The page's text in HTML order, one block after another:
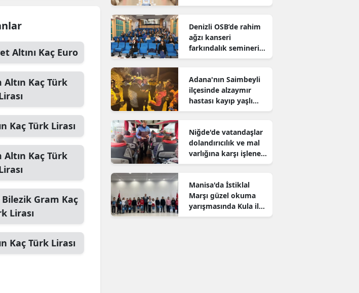
Altını Kaç Euro
Altın Kaç Türk
Kaç Türk Lirası
Altın Kaç Türk
Bilezik Gram Kaç
Lirası
Kaç Türk Lirası
mücadele toplantısı
Denizli OSB’de rahim
ağzı kanseri
farkındalık semineri
düzenlendi
Adana'nın Saimbeyli
ilçesinde alzaymır
hastası kayıp yaşlı
adam aranıyor
Niğde'de vatandaşlar
dolandırıcılık ve mal
varlığına karşı işlenen
suçlar konusunda
Manisa'da İstiklal
Marşı güzel okuma
yarışmasında Kula il
birincisi oldu